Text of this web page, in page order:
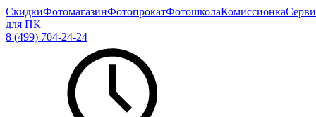
СкидкиФотомагазинФотопрокатФотошколаКомиссионка
для ПК
8 (499) 704-24-24